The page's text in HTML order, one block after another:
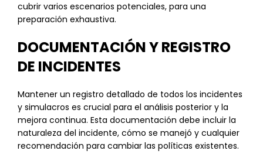
cubrir varios escenarios potenciales, para una
preparación exhaustiva.
DOCUMENTACIÓN Y REGISTRO
DE INCIDENTES
Mantener un registro detallado de todos los incidentes
y simulacros es crucial para el análisis posterior y la
mejora continua. Esta documentación debe incluir la
naturaleza del incidente, cómo se manejó y cualquier
recomendación para cambiar las políticas existentes.